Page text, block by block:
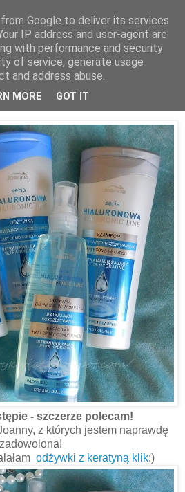
Joanny - polecam!
- szczerze polecam!
z których jestem naprawdę
zadowolona!
odżywki z keratyną klik:)
Google to deliver its services
IP address and user-agent are
with performance and security
of service, generate usage
and address abuse.
MORE GOT IT